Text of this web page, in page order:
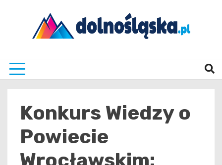
Konkurs Wiedzy o
Powiecie
Wrocławskim: